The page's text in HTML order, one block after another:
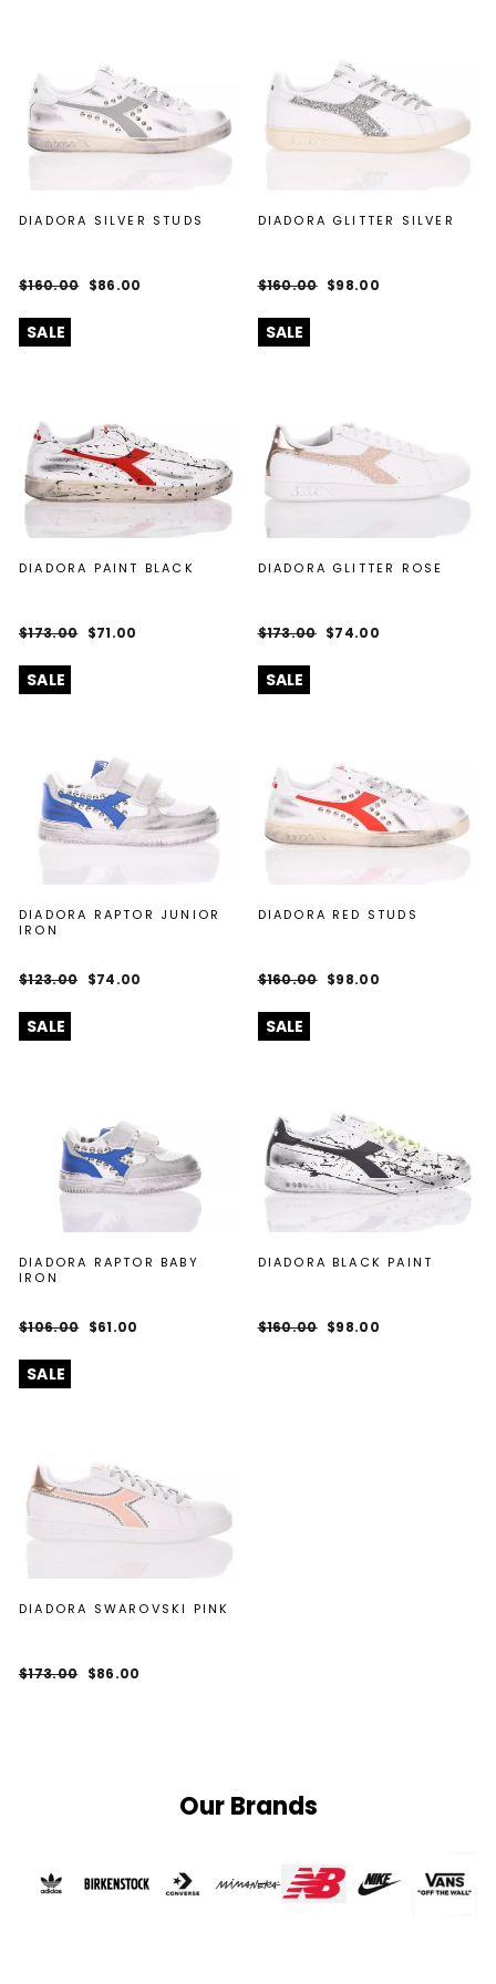
DIADORA SILVER STUDS
Regular
$160.00
Sale
$86.00
DIADORA GLITTER SILVER
Regular
$160.00 Sale
$98.00
SALE
DIADORA PAINT BLACK
Regular
$173.00
Sale
$71.00
SALE
DIADORA GLITTER ROSE
Regular
$173.00 Sale
$74.00
SALE
DIADORA RAPTOR JUNIOR
IRON
Regular
$123.00
Sale
$74.00
SALE
DIADORA RED STUDS
Regular
$160.00 Sale
$98.00
SALE
DIADORA RAPTOR BABY
IRON
Regular
$106.00
Sale
$61.00
SALE
DIADORA BLACK PAINT
Regular
$160.00 Sale
$98.00
SALE
DIADORA SWAROVSKI PINK
Regular
$173.00
Sale
$86.00
Our Brands